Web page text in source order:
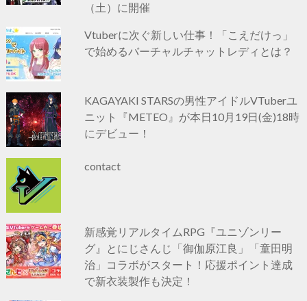
（土）に開催
Vtuberに次ぐ新しい仕事！「こえだけっ」
で始めるバーチャルチャットレディとは？
KAGAYAKI STARSの男性アイドルVTuberユ
ニット『METEO』が本日10月19日(金)18時
にデビュー！
contact
新感覚リアルタイムRPG『ユニゾンリー
グ』とにじさんじ「御伽原江良」「童田明
治」コラボがスタート！応援ポイント達成
で新衣装製作も決定！